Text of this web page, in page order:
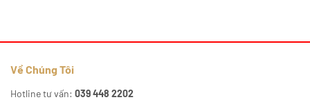
Về Chúng Tôi
Hotline tư vấn: 039 448 2202